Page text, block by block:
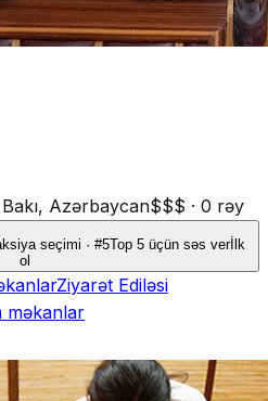
Azərbaycan$$$ · 0 rəy
seçimi · #5Top 5 üçün səs verİlk
ol
Ziyarət Ediləsi
məkanlar